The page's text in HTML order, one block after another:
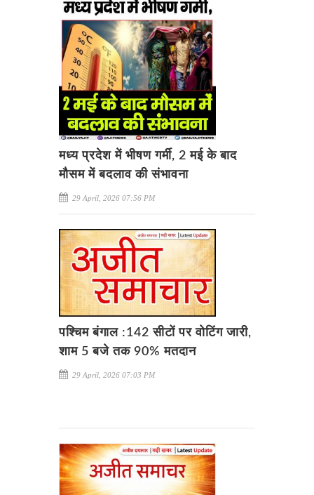
मध्य प्रदेश में भीषण गर्मी, 2 मई के बाद
मौसम में बदलाव की संभावना
29 April, 2026 07:56 PM
पश्चिम बंगाल :142 सीटों पर वोटिंग जारी,
शाम 5 बजे तक 90% मतदान
29 April, 2026 07:03 PM